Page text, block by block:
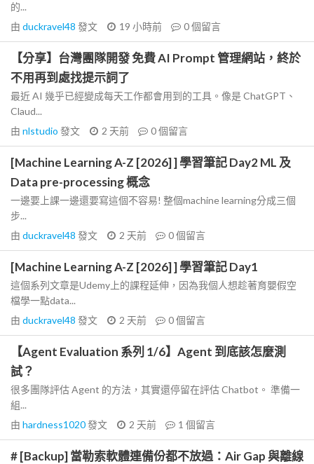
的...
由 duckravel48 發文 19 小時前 0個留言
【分享】台灣團隊開發 免費 AI Prompt 管理網站，終於
不用再到處找提示詞了
最近 AI 幾乎已經變成每天工作都會用到的工具。像是 ChatGPT、
Claud...
由 nlstudio 發文 2 天前 0個留言
[Machine Learning A-Z [2026] ] 學習筆記 Day2 ML 及
Data pre-processing 概念
一邊要上課一邊還要寫這個不容易! 整個machine learning分成三個
步...
由 duckravel48 發文 2 天前 0個留言
[Machine Learning A-Z [2026] ] 學習筆記 Day1
這個系列文章是Udemy上的課程延伸，因為我個人想趁著育嬰假空
檔學一點data...
由 duckravel48 發文 2 天前 0個留言
【Agent Evaluation 系列 1/6】Agent 到底該怎麼測
試？
很多團隊評估 Agent 的方法，其實還停留在評估 Chatbot。 準備一
組...
由 hardness1020發文 2 天前 1 個留言
# [Backup] 當勒索軟體連備份都不放過：Air Gap 與離線